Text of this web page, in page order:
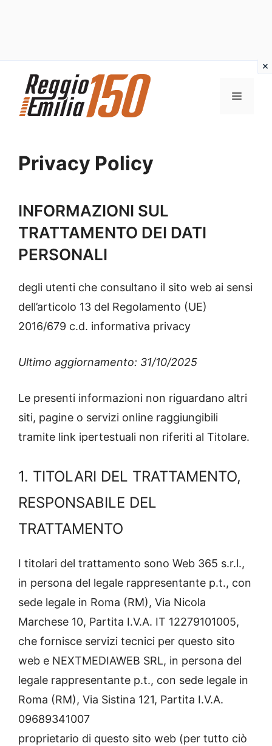
contenuto
MENU
Privacy Policy
INFORMAZIONI SUL
TRATTAMENTO DEI DATI
PERSONALI
degli utenti che consultano il sito web ai sensi
dell’articolo 13 del Regolamento (UE)
2016/679 c.d. informativa privacy
Ultimo aggiornamento: 31/10/2025
Le presenti informazioni non riguardano altri
siti, pagine o servizi online raggiungibili
tramite link ipertestuali non riferiti al Titolare.
1. TITOLARI DEL TRATTAMENTO,
RESPONSABILE DEL
TRATTAMENTO
I titolari del trattamento sono Web 365 s.r.l.,
in persona del legale rappresentante p.t., con
sede legale in Roma (RM), Via Nicola
Marchese 10, Partita I.V.A. IT 12279101005,
che fornisce servizi tecnici per questo sito
web e NEXTMEDIAWEB SRL, in persona del
legale rappresentante p.t., con sede legale in
Roma (RM), Via Sistina 121, Partita I.V.A.
09689341007
proprietario di questo sito web (per tutto ciò